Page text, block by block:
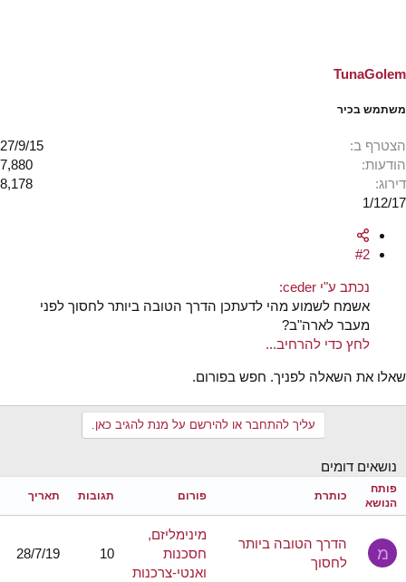
:
TunaGolem
משתמש בכיר
הצטרף ב
27/9/15
הודעות
7,880
דירוג
8,178
1/12/17
#2
נכתב ע"י ceder:
אשמח לשמוע מהי לדעתכן הדרך הטובה ביותר לחסוך לפני
מעבר לארה"ב?
לחץ כדי להרחיב...
שאלו את השאלה לפניך. חפש בפורום.
עליך להתחבר או להירשם על מנת להגיב כאן.
נושאים דומים
פותח
הנושא
כותרת פורום תגובות תאריך
מ
הדרך הטובה ביותר
לחסוך
מינימליזם,
חסכנות
ואנטי-צרכנות
10
28/7/19